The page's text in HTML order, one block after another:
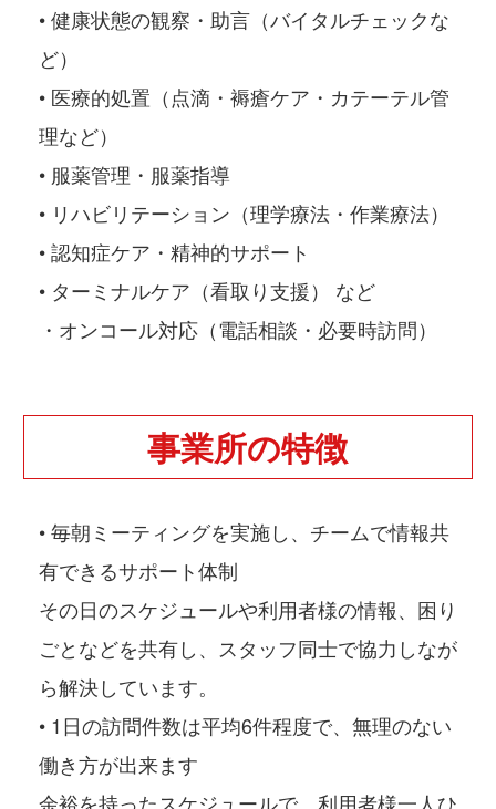
• 健康状態の観察・助言（バイタルチェックな
ど）
• 医療的処置（点滴・褥瘡ケア・カテーテル管
理など）
• 服薬管理・服薬指導
• リハビリテーション（理学療法・作業療法）
• 認知症ケア・精神的サポート
• ターミナルケア（看取り支援） など
・オンコール対応（電話相談・必要時訪問）
事業所の特徴
• 毎朝ミーティングを実施し、チームで情報共
有できるサポート体制
その日のスケジュールや利用者様の情報、困り
ごとなどを共有し、スタッフ同士で協力しなが
ら解決しています。
• 1日の訪問件数は平均6件程度で、無理のない
働き方が出来ます
余裕を持ったスケジュールで、利用者様一人ひ